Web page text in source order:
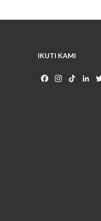
IKUTI KAMI
Facebook
Instagram
TikTok